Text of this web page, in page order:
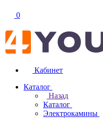
0
Кабинет
Каталог
Назад
Каталог
Электрокамины